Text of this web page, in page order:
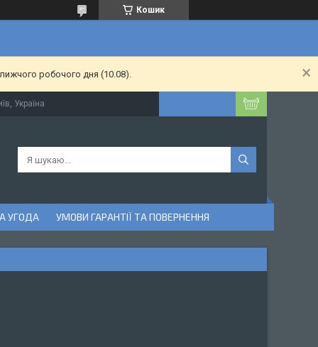
Кошик
робочого дня (10.08).
Україна
УГОДА УМОВИ ГАРАНТІЇ ТА ПОВЕРНЕННЯ